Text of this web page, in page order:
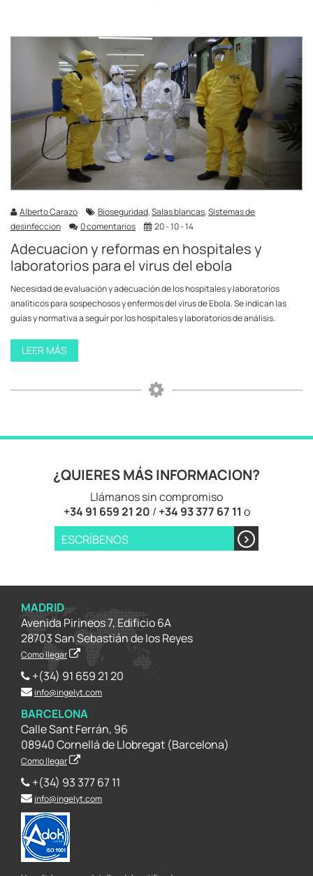
Alberto Carazo Bioseguridad,Salas blancas,Sistemas de
desinfeccion
0 comentarios 20 - 10 - 14
Adecuacion y reformas en hospitales y
laboratorios para el virus del ebola
Necesidad de evaluación y adecuación de los hospitales y laboratorios
analíticos para sospechosos y enfermos del virus de Ebola. Se indican las
guías y normativa a seguir por los hospitales y laboratorios de análisis.
LEER MÁS
¿QUIERES MÁS INFORMACION?
Llámanos sin compromiso
+34 91 659 21 20 / +34 93 377 67 11 o
ESCRÍBENOS
MADRID
Avenida Pirineos 7, Edificio 6A
28703 San Sebastián de los Reyes
Como llegar
+(34) 91 659 21 20
info@ingelyt.com
BARCELONA
Calle Sant Ferrán, 96
08940 Cornellá de Llobregat (Barcelona)
Como llegar
+(34) 93 377 67 11
info@ingelyt.com